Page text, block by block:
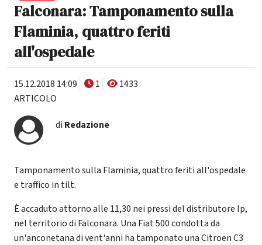
Falconara: Tamponamento sulla
Flaminia, quattro feriti
all'ospedale
15.12.2018 14:09 1
1433
ARTICOLO
di Redazione
Tamponamento sulla Flaminia, quattro feriti all'ospedale
e traffico in tilt.
È accaduto attorno alle 11,30 nei pressi del distributore Ip,
nel territorio di Falconara. Una Fiat 500 condotta da
un'anconetana di vent'anni ha tamponato una Citroen C3